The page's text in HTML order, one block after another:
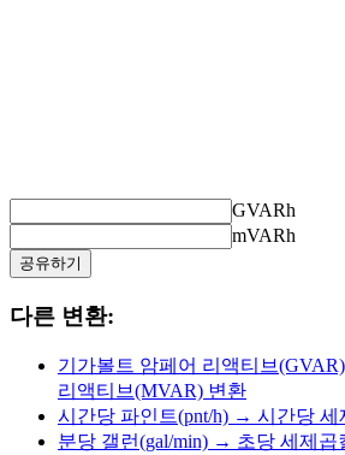
GVARh
mVARh
공유하기
다른 변환:
기가볼트 암페어 리액티브
리액티브(MVAR) 변환
시간당 파인트(pnt/h) → 시간당 세
분당 갤런(gal/min) → 초당 세제곱